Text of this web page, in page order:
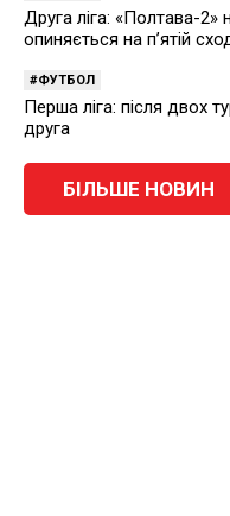
Друга ліга: «Полтава-2»
опиняється на п’ятій
ФУТБОЛ
Перша ліга: після двох
друга
БІЛЬШЕ НОВИН